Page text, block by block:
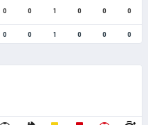
0 0 1 0 0 0
0 0 1 0 0 0